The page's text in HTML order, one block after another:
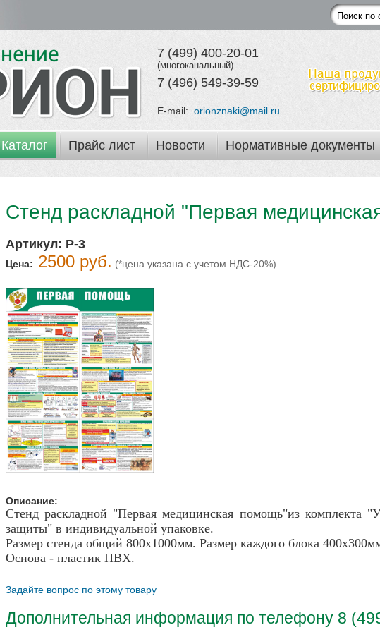
7 (499) 400-20-01
(многоканальный)
7 (496) 549-39-59
E-mail: orionznaki@mail.ru
Каталог Прайс лист Новости Нормативные документы
Стенд раскладной "Первая
Артикул: Р-3
Цена: 2500 руб. (*цена указана с учетом НДС-20%)
Описание:
Стенд раскладной "Первая медицинская помощь"из комплекта
защиты" в индивидуальной упаковке.
Размер стенда общий 800х1000мм. Размер каждого блока
Основа - пластик ПВХ.
Задайте вопрос по этому товару
Дополнительная информация по телефону 8